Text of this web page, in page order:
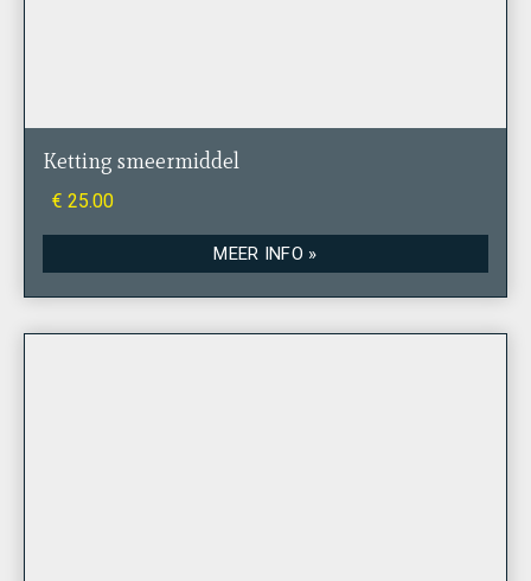
Ketting smeermiddel
€ 25.00
MEER INFO »